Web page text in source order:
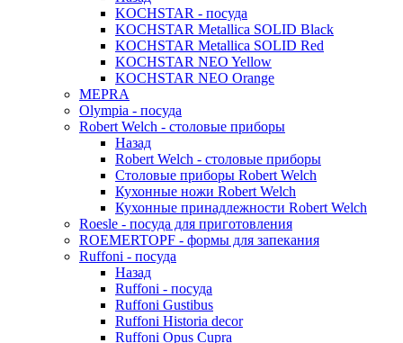
KOCHSTAR - посуда
KOCHSTAR Metallica SOLID Black
KOCHSTAR Metallica SOLID Red
KOCHSTAR NEO Yellow
KOCHSTAR NEO Orange
MEPRA
Olympia - посуда
Robert Welch - столовые приборы
Назад
Robert Welch - столовые приборы
Столовые приборы Robert Welch
Кухонные ножи Robert Welch
Кухонные принадлежности Robert Welch
Roesle - посуда для приготовления
ROEMERTOPF - формы для запекания
Ruffoni - посуда
Назад
Ruffoni - посуда
Ruffoni Gustibus
Ruffoni Historia decor
Ruffoni Opus Cupra